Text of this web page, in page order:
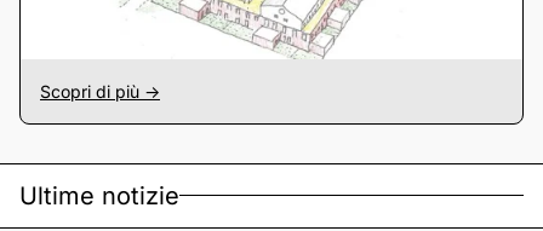
Scopri di più ->
Ultime notizie